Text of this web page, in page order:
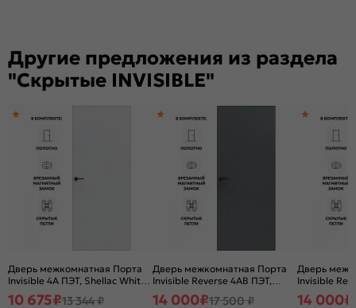
Другие предложения из раздела
"Скрытые INVISIBLE"
Дверь межкомнатная Порта
Invisible 4A ПЭТ, Shellac White,
глухая, скрытая, кромка
алюминиевая матовый хром,
10 675₽13 344 ₽
Дверь межкомнатная Порта
Invisible Reverse 4AB ПЭТ,
левое открывание, Shellac
Graphite, глухая, скрытая,
14 000₽17 500 ₽
Дверь
Invisible
правое
Graphite,
14 000₽